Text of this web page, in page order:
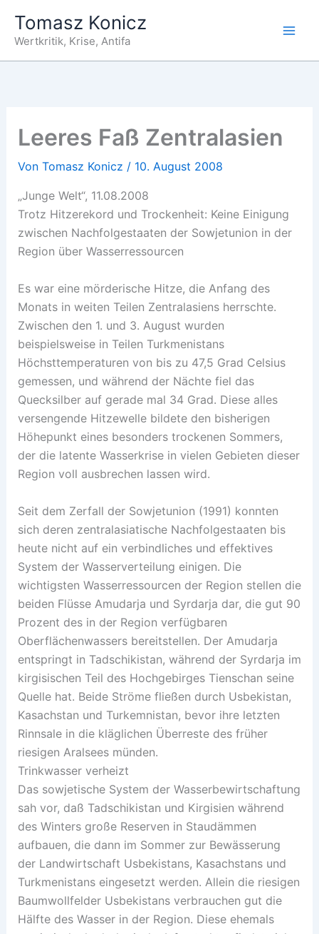
Inhalt
springen
Tomasz Konicz
Wertkritik, Krise, Antifa
Leeres Faß Zentralasien
Von Tomasz Konicz / 10. August 2008
„Junge Welt“, 11.08.2008
Trotz Hitzerekord und Trockenheit: Keine Einigung
zwischen Nachfolgestaaten der Sowjetunion in der
Region über Wasserressourcen
Es war eine mörderische Hitze, die Anfang des
Monats in weiten Teilen Zentralasiens herrschte.
Zwischen den 1. und 3. August wurden
beispielsweise in Teilen Turkmenistans
Höchsttemperaturen von bis zu 47,5 Grad Celsius
gemessen, und während der Nächte fiel das
Quecksilber auf gerade mal 34 Grad. Diese alles
versengende Hitzewelle bildete den bisherigen
Höhepunkt eines besonders trockenen Sommers,
der die latente Wasserkrise in vielen Gebieten dieser
Region voll ausbrechen lassen wird.
Seit dem Zerfall der Sowjetunion (1991) konnten
sich deren zentralasiatische Nachfolgestaaten bis
heute nicht auf ein verbindliches und effektives
System der Wasserverteilung einigen. Die
wichtigsten Wasserressourcen der Region stellen die
beiden Flüsse Amudarja und Syrdarja dar, die gut 90
Prozent des in der Region verfügbaren
Oberflächenwassers bereitstellen. Der Amudarja
entspringt in Tadschikistan, während der Syrdarja im
kirgisischen Teil des Hochgebirges Tienschan seine
Quelle hat. Beide Ströme fließen durch Usbekistan,
Kasachstan und Turkemnistan, bevor ihre letzten
Rinnsale in die kläglichen Überreste des früher
riesigen Aralsees münden.
Trinkwasser verheizt
Das sowjetische System der Wasserbewirtschaftung
sah vor, daß Tadschikistan und Kirgisien während
des Winters große Reserven in Staudämmen
aufbauen, die dann im Sommer zur Bewässerung
der Landwirtschaft Usbekistans, Kasachstans und
Turkmenistans eingesetzt werden. Allein die riesigen
Baumwollfelder Usbekistans verbrauchen gut die
Hälfte des Wasser in der Region. Diese ehemals